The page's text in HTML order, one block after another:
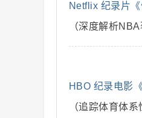
Netflix 纪录片
（深度解析
HBO 纪录电影
（追踪体育体